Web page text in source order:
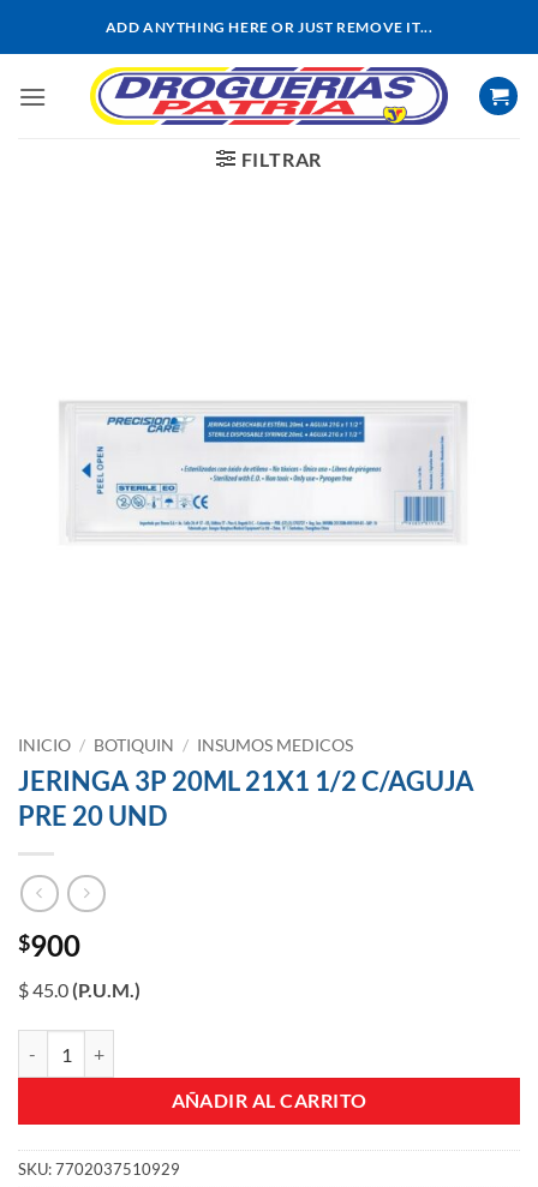
ADD ANYTHING HERE OR JUST REMOVE IT...
FILTRAR
INICIO / BOTIQUIN / INSUMOS MEDICOS
JERINGA 3P 20ML 21X1 1/2 C/AGUJA
PRE 20 UND
$900
$ 45.0(P.U.M.)
AÑADIR AL CARRITO
SKU:7702037510929